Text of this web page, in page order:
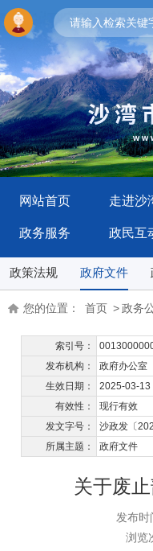
网站首页 走进沙
政务服务 政民互
政策法规 政府文件
您的位置： 首页 >政务
索引号：
发布机构：
政府办公室
生效日期：
2025-03-13
有效性：
现行有效
发文字号：
沙政发〔
所属主题：
政府文件
关于废
发布
浏览